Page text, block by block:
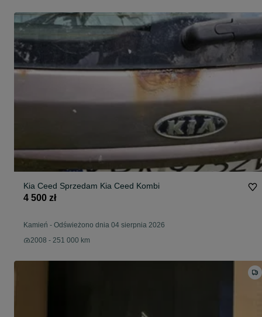
Kia Ceed Sprzedam Kia Ceed Kombi
4 500 zł
Kamień - Odświeżono dnia 04 sierpnia 2026
2008 - 251 000 km